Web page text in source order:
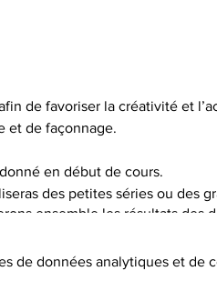
de favoriser la créativité et
et de façonnage.
en début de cours.
des petites séries ou des
ensemble les résultats des
différentes, et pas moins de 15
de données analytiques et de